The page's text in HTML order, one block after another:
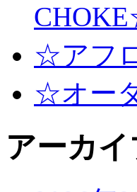
☆アフ
☆オー
アーカイ